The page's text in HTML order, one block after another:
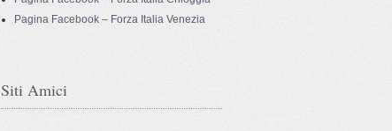
Pagina Facebook – Forza Italia Venezia
Siti Amici